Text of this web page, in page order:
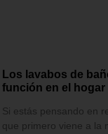
Los lavabos de
función en el hogar
Si estás pensando en
que primero viene a la